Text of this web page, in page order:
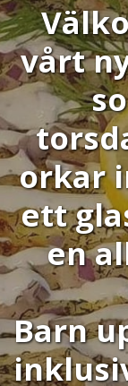
vårt
orkar
ett
en
Barn